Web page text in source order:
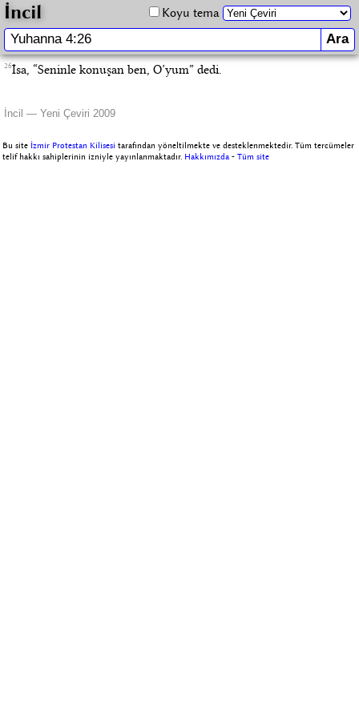
İncil Koyu tema
26İsa, “Seninle konuşan ben, O’yum” dedi.
İncil — Yeni Çeviri 2009
Bu site İzmir Protestan Kilisesi tarafından yöneltilmekte ve desteklenmektedir. Tüm tercümeler
telif hakkı sahiplerinin izniyle yayınlanmaktadır. Hakkımızda -Tüm site